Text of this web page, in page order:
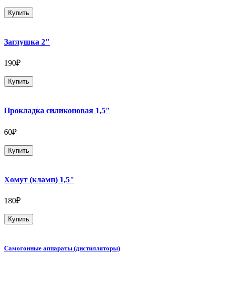
Купить
Заглушка 2"
190₽
Купить
Прокладка силиконовая 1,5"
60₽
Купить
Хомут (кламп) 1,5"
180₽
Купить
Самогонные аппараты (дистилляторы)